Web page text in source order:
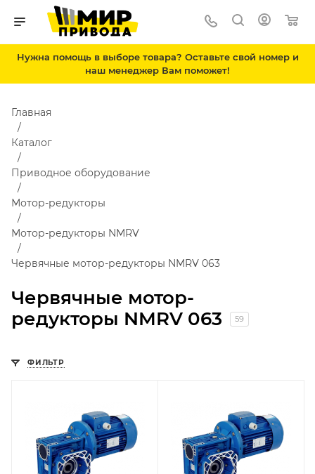
Нужна помощь в выборе товара? Оставьте свой номер и
наш менеджер Вам поможет!
Червячные мотор-
редукторы NMRV 063
59
Главная
Каталог
Приводное оборудование
Мотор-редукторы
Мотор-редукторы NMRV
Червячные мотор-редукторы NMRV 063
ФИЛЬТР